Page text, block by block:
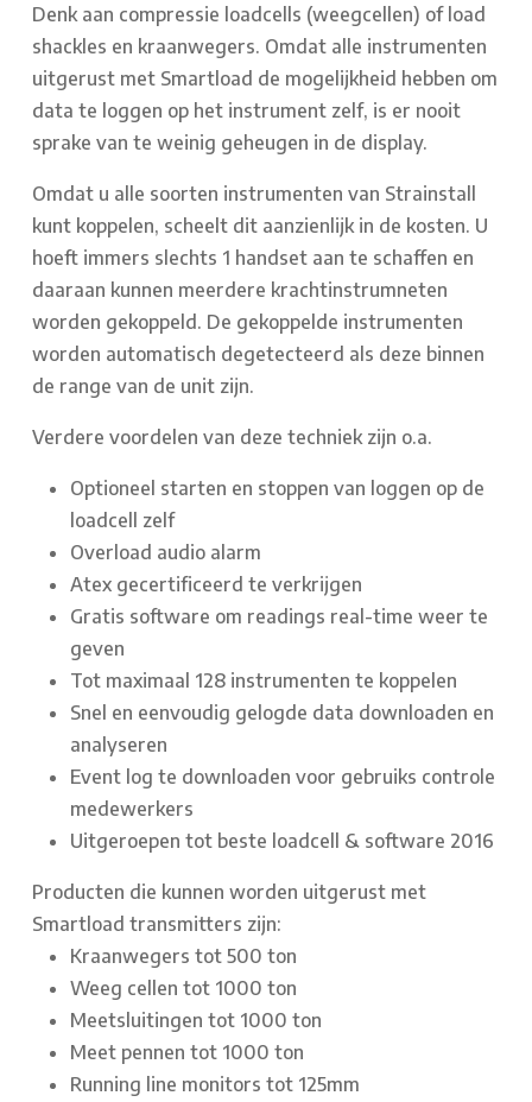
Denk aan compressie loadcells (weegcellen) of load
shackles en kraanwegers. Omdat alle instrumenten
uitgerust met Smartload de mogelijkheid hebben om
data te loggen op het instrument zelf, is er nooit
sprake van te weinig geheugen in de display.
Omdat u alle soorten instrumenten van Strainstall
kunt koppelen, scheelt dit aanzienlijk in de kosten. U
hoeft immers slechts 1 handset aan te schaffen en
daaraan kunnen meerdere krachtinstrumneten
worden gekoppeld. De gekoppelde instrumenten
worden automatisch degetecteerd als deze binnen
de range van de unit zijn.
Verdere voordelen van deze techniek zijn o.a.
Optioneel starten en stoppen van loggen op de
loadcell zelf
Overload audio alarm
Atex gecertificeerd te verkrijgen
Gratis software om readings real-time weer te
geven
Tot maximaal 128 instrumenten te koppelen
Snel en eenvoudig gelogde data downloaden en
analyseren
Event log te downloaden voor gebruiks controle
medewerkers
Uitgeroepen tot beste loadcell & software 2016
Producten die kunnen worden uitgerust met
Smartload transmitters zijn:
Kraanwegers tot 500 ton
Weeg cellen tot 1000 ton
Meetsluitingen tot 1000 ton
Meet pennen tot 1000 ton
Running line monitors tot ­125mm